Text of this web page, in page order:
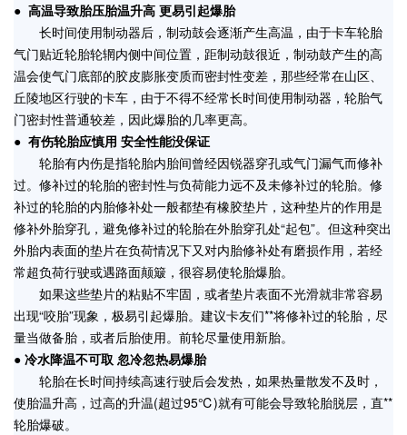
● 高温导致胎压胎温升高 更易引起爆胎
长时间使用制动器后，制动鼓会逐渐产生高温，由于卡车轮胎
气门贴近轮胎轮辋内侧中间位置，距制动鼓很近，制动鼓产生的高
温会使气门底部的胶皮膨胀变质而密封性变差，那些经常在山区、
丘陵地区行驶的卡车，由于不得不经常长时间使用制动器，轮胎气
门密封性普通较差，因此爆胎的几率更高。
● 有伤轮胎应慎用 安全性能没保证
轮胎有内伤是指轮胎内胎间曾经因锐器穿孔或气门漏气而修补
过。修补过的轮胎的密封性与负荷能力远不及未修补过的轮胎。修
补过的轮胎的内胎修补处一般都垫有橡胶垫片，这种垫片的作用是
修补外胎穿孔，避免修补过的轮胎在外胎穿孔处“起包”。但这种突出
外胎内表面的垫片在负荷情况下又对内胎修补处有磨损作用，若经
常超负荷行驶或遇路面颠簸，很容易使轮胎爆胎。
如果这些垫片的粘贴不牢固，或者垫片表面不光滑就非常容易
出现“咬胎”现象，极易引起爆胎。建议卡友们**将修补过的轮胎，尽
量当做备胎，或者后胎使用。前轮尽量使用新胎。
● 冷水降温不可取 忽冷忽热易爆胎
轮胎在长时间持续高速行驶后会发热，如果热量散发不及时，
使胎温升高，过高的升温(超过95℃)就有可能会导致轮胎脱层，直**
轮胎爆破。